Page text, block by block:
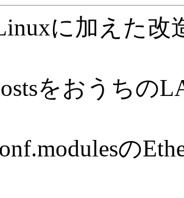
に加えた改
をおうちの
の